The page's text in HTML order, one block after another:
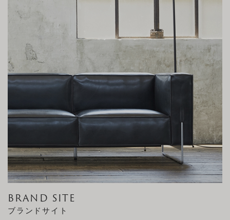
BRAND SITE
ブランドサイト